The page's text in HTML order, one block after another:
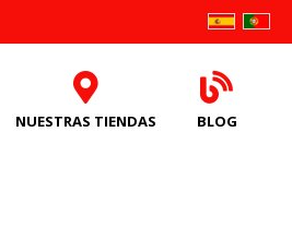
NUESTRAS TIENDAS BLOG